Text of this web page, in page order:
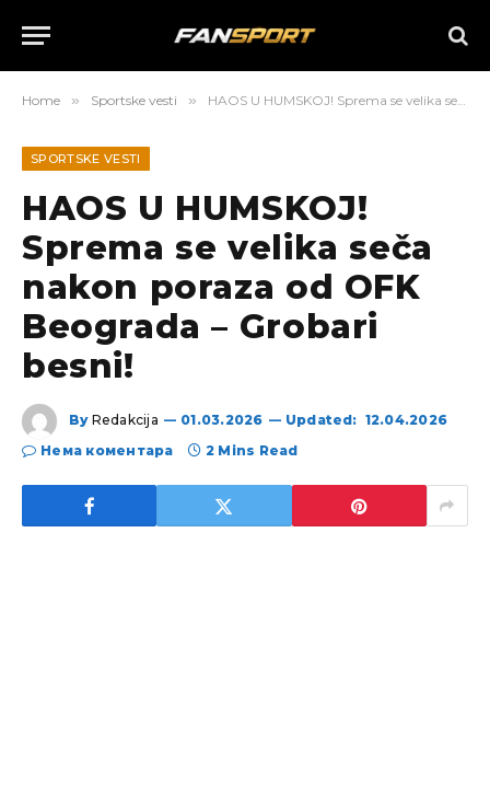
Home » Sportske vesti » HAOS U HUMSKOJ! Sprema se velika seča nakon poraza od OFK Beograda – Grobari besni!
SPORTSKE VESTI
HAOS U HUMSKOJ!
Sprema se velika seča
nakon poraza od OFK
Beograda – Grobari
besni!
By Redakcija 01.03.2026 Updated: 12.04.2026
Нема коментара
2 Mins Read